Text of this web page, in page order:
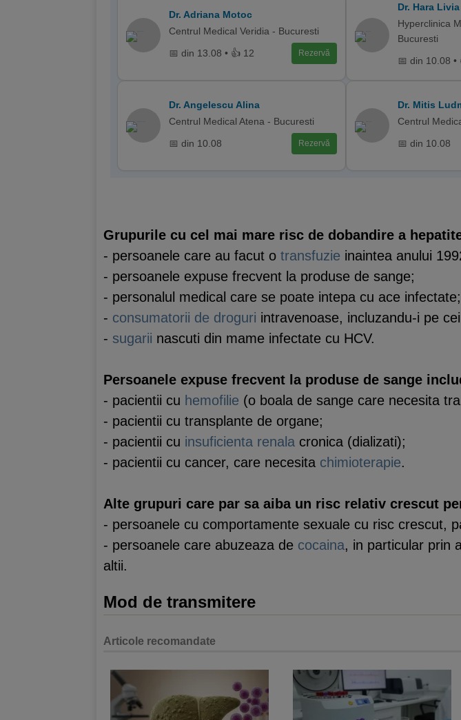
Dr. Adriana Motoc
Centrul Medical Veridia - Bucuresti
📅 din 13.08 • 👍 12 Rezervă
Dr. Hara Livia
Hyperclinica
Bucuresti
📅 din 10.08 •
Dr. Angelescu Alina
Centrul Medical Atena - Bucuresti
📅 din 10.08 Rezervă
Dr. Mitis
Centrul
📅 din 10.08
Grupurile cu cel mai mare risc de dobandire a
- persoanele care au facut o transfuzie inaintea anului
- persoanele expuse frecvent la produse de sange;
- personalul medical care se poate intepa cu ace infectate;
- consumatorii de droguri intravenoase, incluzandu-i pe
- sugarii nascuti din mame infectate cu HCV.
Persoanele expuse frecvent la produse de sange
- pacientii cu hemofilie (o boala de sange care necesita
- pacientii cu transplante de organe;
- pacientii cu insuficienta renala cronica (dializati);
- pacientii cu cancer, care necesita chimioterapie.
Alte grupuri care par sa aiba un risc relativ crescut
- persoanele cu comportamente sexuale cu risc crescut,
- persoanele care abuzeaza de cocaina, in particular prin
altii.
Mod de transmitere
Articole recomandate